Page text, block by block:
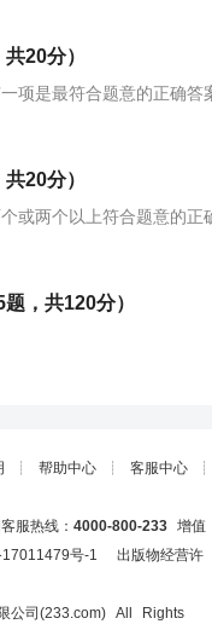
20分）
项是最符合题意的正确
20分）
或两个以上符合题意的
，共120分）
┊ 帮助中心 ┊ 客服中心 ┊
服热线： 4000-800-233增值
号-1
出版物经营许
公司(233.com)All Rights